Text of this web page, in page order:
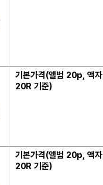
기본가격(앨범 20p, 액자
20R 기준)
기본가격(앨범 20p, 액자
20R 기준)